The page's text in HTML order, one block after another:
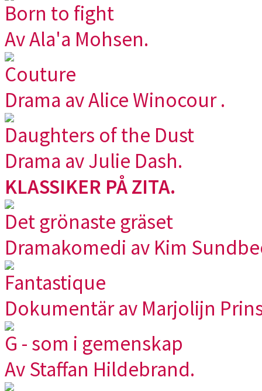
Born to fight
Av Ala'a Mohsen.
Couture
Drama av Alice Winocour .
Daughters of the Dust
Drama av Julie Dash.
KLASSIKER PÅ ZITA.
Det grönaste gräset
Dramakomedi av Kim
Fantastique
Dokumentär av Marjolijn
G - som i gemenskap
Av Staffan Hildebrand.